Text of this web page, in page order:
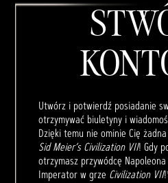
Utwórz i potwierdź posiadanie
otrzymywać biuletyny i
Dzięki temu nie ominie Cię
Sid Meier’s Civilization VII! Gdy
otrzymasz przywódcę
Imperator w grze Civilization VII